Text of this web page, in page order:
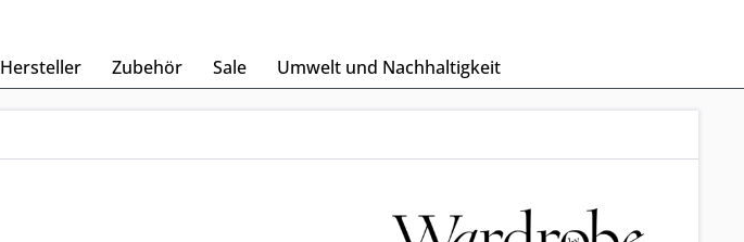
Hersteller Zubehör Sale Umwelt und Nachhaltigkeit